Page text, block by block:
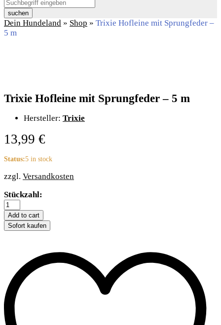
suchen
Dein Hundeland » Shop » Trixie Hofleine mit Sprungfeder –
5 m
Trixie Hofleine mit Sprungfeder – 5 m
Hersteller: Trixie
13,99 €
Status:5 in stock
zzgl. Versandkosten
Trixie
Hofleine
mit
Sprungfeder
-
quantity
Stückzahl:
Add to cart
Sofort kaufen